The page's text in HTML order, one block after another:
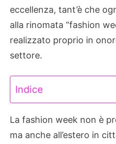
eccellenza, tant’è che
alla rinomata “fashion
realizzato proprio in
settore.
Indice
La fashion week non è
ma anche all’estero in